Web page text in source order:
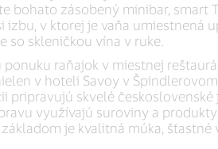
bohato zásobený minibar,
v ktorej je vaňa umiestnená
so skleničkou vína v ruke.
raňajok v miestnej
v hoteli Savoy v
pripravujú skvelé
využívajú suroviny a
je kvalitná múka, šťastné